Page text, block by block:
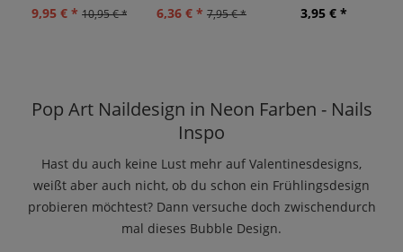
9,95 € * 10,95 € * 6,36 € * 7,95 € * 3,95 € *
Pop Art Naildesign in Neon Farben - Nails
Inspo
Hast du auch keine Lust mehr auf Valentinesdesigns,
weißt aber auch nicht, ob du schon ein Frühlingsdesign
probieren möchtest? Dann versuche doch zwischendurch
mal dieses Bubble Design.